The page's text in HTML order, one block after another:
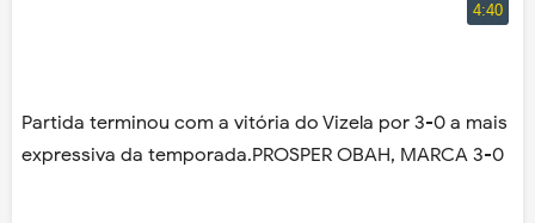
Partida terminou com a vitória do Vizela por 3-0 a mais
expressiva da temporada.PROSPER OBAH, MARCA 3-0